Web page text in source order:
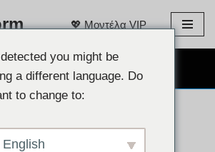
💖 Μοντέλα VIP
you might be
a different language. Do
to change to:
English